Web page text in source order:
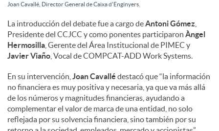
Joan Cavallé, Director General de Caixa d'Enginyers.
La introducción del debate fue a cargo deAntoni Gómez
Presidente del CCJCC y como ponentes participaron Àngel
Hermosilla , Gerente del Área Institucional de PIMEC y
Javier Viaño , Vocal de COMPCAT-ADD Work Systems.
En su intervención, Joan Cavallé destacó que “la información
no financiera es muy positiva y necesaria, ya que va más allá
de los números y magnitudes financieras, ayudando a
complementar el valor de marca de una entidad, no solo
reflejada por su solvencia financiera, sino también por su